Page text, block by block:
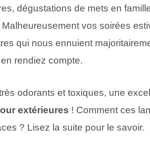
dégustations de mets en
vos soirées
qui nous ennuient
rendiez compte.
odorants et toxiques, une
extérieures ! Comment ces
? Lisez la suite pour le savoir.